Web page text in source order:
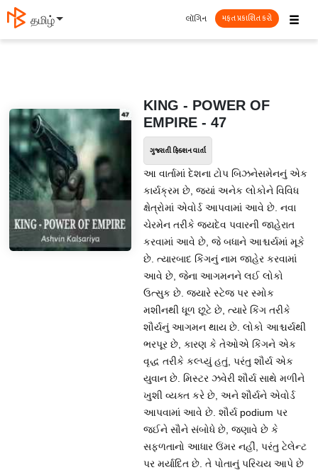
தமிழ் ☰
લૉગિન મફત પ્રકાશિત કરો
KING - POWER OF
EMPIRE - 47
ગુજરાતી ફિક્શન વાર્તા
આ વાર્તામાં દેશના ટોપ બિઝનેસમેનનું એક
કાર્યક્રમ છે, જ્યાં અનેક લોકોને વિવિધ
ક્ષેત્રોમાં એવોર્ડ આપવામાં આવે છે. નવા
ચેરમેન તરીકે જયદેવ પવારની જાહેરાત
કરવામાં આવે છે, જે બધાને આશ્ચર્યમાં મૂકે
છે. ત્યારબાદ કિંગનું નામ જાહેર કરવામાં
આવે છે, જેના આગમનને લઈ લોકો
ઉત્સુક છે. જ્યારે સ્ટેજ પર સ્મોક
મશીનથી ધૂળ છૂટે છે, ત્યારે કિંગ તરીકે
શૌર્યનું આગમન થાય છે. લોકો આશ્ચર્યથી
ભરપૂર છે, કારણ કે તેઓએ કિંગને એક
વૃદ્ધ તરીકે કલ્પ્યું હતું, પરંતુ શૌર્ય એક
યુવાન છે. મિસ્ટર ઝવેરી શૌર્ય સાથે મળીને
ખુશી વ્યક્ત કરે છે, અને શૌર્યને એવોર્ડ
આપવામાં આવે છે. શૌર્ય podium પર
જઈને સૌને સંબોધે છે, જણાવે છે કે
સફળતાનો આધાર ઉંમર નહીં, પરંતુ ટેલેન્ટ
પર મર્યાદિત છે. તે પોતાનું પરિચય આપે છે